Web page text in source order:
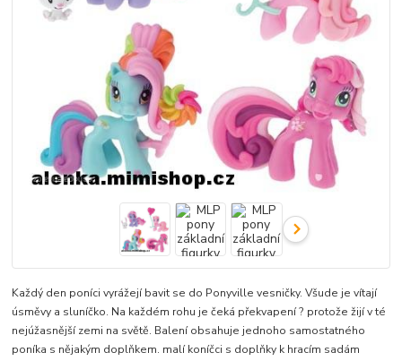
Každý den poníci vyrážejí bavit se do Ponyville vesničky. Všude je vítají
úsměvy a sluníčko. Na každém rohu je čeká překvapení ? protože žijí v té
nejúžasnější zemi na světě. Balení obsahuje jednoho samostatného
poníka s nějakým doplňkem. malí koníčci s doplňky k hracím sadám